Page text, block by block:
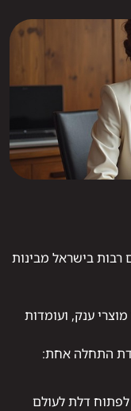
רבות בישראל מבינות
ענק, ועומדות
התחלה אחת:
דלת לעולם